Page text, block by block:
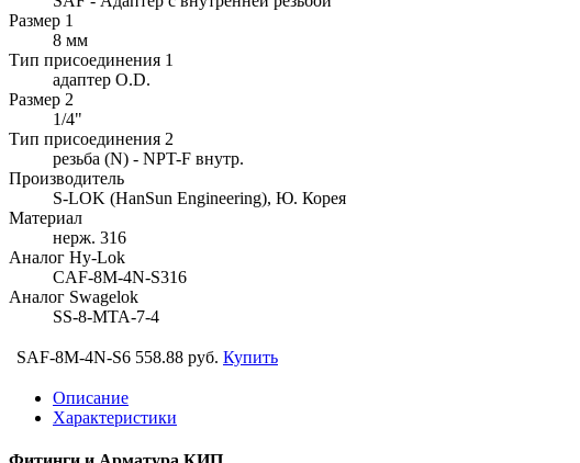
Размер 1
8 мм
Тип присоединения 1
адаптер O.D.
Размер 2
1/4"
Тип присоединения 2
резьба (N) - NPT-F внутр.
Производитель
S-LOK (HanSun Engineering), Ю. Корея
Материал
нерж. 316
Аналог Hy-Lok
CAF-8M-4N-S316
Аналог Swagelok
SS-8-MTA-7-4
SAF-8M-4N-S6 558.88 руб. Купить
Описание
Характеристики